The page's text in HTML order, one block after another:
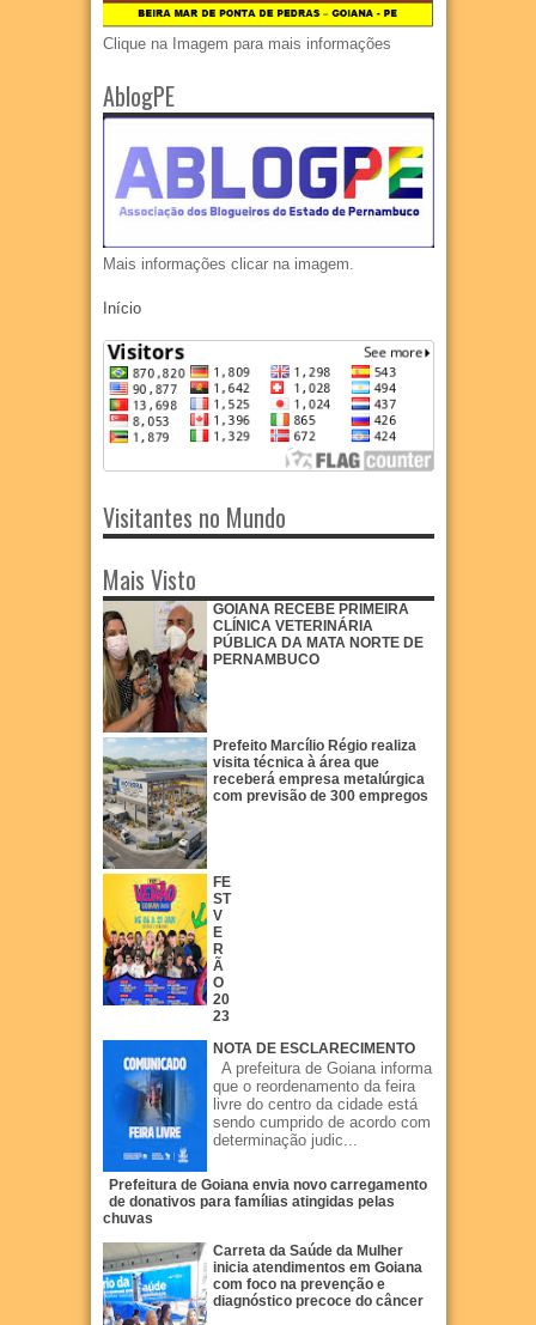
Clique na Imagem para mais informações
AblogPE
Mais informações clicar na imagem.
Início
Visitantes no Mundo
Mais Visto
GOIANA RECEBE PRIMEIRA
CLÍNICA VETERINÁRIA
PÚBLICA DA MATA NORTE DE
PERNAMBUCO
Prefeito Marcílio Régio realiza
visita técnica à área que
receberá empresa metalúrgica
com previsão de 300 empregos
FE
ST
V
E
R
Ã
O
20
23
NOTA DE ESCLARECIMENTO
A prefeitura de Goiana informa
que o reordenamento da feira
livre do centro da cidade está
sendo cumprido de acordo com
determinação judic...
Prefeitura de Goiana envia novo carregamento
de donativos para famílias atingidas pelas
chuvas
Carreta da Saúde da Mulher
inicia atendimentos em Goiana
com foco na prevenção e
diagnóstico precoce do câncer